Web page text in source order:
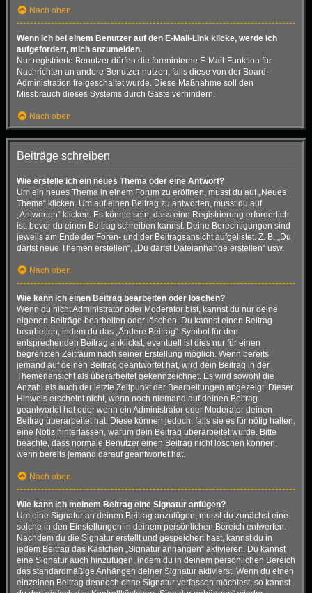
Nach oben
Wenn ich bei einem Benutzer auf den E-Mail-Link klicke, werde ich
aufgefordert, mich anzumelden.
Nur registrierte Benutzer dürfen die foreninterne E-Mail-Funktion für
Nachrichten an andere Benutzer nutzen, falls diese von der Board-
Administration freigeschaltet wurde. Diese Maßnahme soll den
Missbrauch dieses Systems durch Gäste verhindern.
Nach oben
Beiträge schreiben
Wie erstelle ich ein neues Thema oder eine Antwort?
Um ein neues Thema in einem Forum zu eröffnen, musst du auf „Neues
Thema“ klicken. Um auf einen Beitrag zu antworten, musst du auf
„Antworten“ klicken. Es könnte sein, dass eine Registrierung erforderlich
ist, bevor du einen Beitrag schreiben kannst. Deine Berechtigungen sind
jeweils am Ende der Foren- und der Beitragsansicht aufgelistet. Z. B. „Du
darfst neue Themen erstellen“, „Du darfst Dateianhänge erstellen“ usw.
Nach oben
Wie kann ich einen Beitrag bearbeiten oder löschen?
Wenn du nicht Administrator oder Moderator bist, kannst du nur deine
eigenen Beiträge bearbeiten oder löschen. Du kannst einen Beitrag
bearbeiten, indem du das „Ändere Beitrag“-Symbol für den
entsprechenden Beitrag anklickst; eventuell ist dies nur für einen
begrenzten Zeitraum nach seiner Erstellung möglich. Wenn bereits
jemand auf deinen Beitrag geantwortet hat, wird dein Beitrag in der
Themenansicht als überarbeitet gekennzeichnet. Es wird sowohl die
Anzahl als auch der letzte Zeitpunkt der Bearbeitungen angezeigt. Dieser
Hinweis erscheint nicht, wenn noch niemand auf deinen Beitrag
geantwortet hat oder wenn ein Administrator oder Moderator deinen
Beitrag überarbeitet hat. Diese können jedoch, falls sie es für nötig halten,
eine Notiz hinterlassen, warum dein Beitrag überarbeitet wurde. Bitte
beachte, dass normale Benutzer einen Beitrag nicht löschen können,
wenn bereits jemand darauf geantwortet hat.
Nach oben
Wie kann ich meinem Beitrag eine Signatur anfügen?
Um eine Signatur an deinen Beitrag anzufügen, musst du zunächst eine
solche in den Einstellungen in deinem persönlichen Bereich entwerfen.
Nachdem du die Signatur erstellt und gespeichert hast, kannst du in
jedem Beitrag das Kästchen „Signatur anhängen“ aktivieren. Du kannst
eine Signatur auch hinzufügen, indem du in deinem persönlichen Bereich
das standardmäßige Anhängen deiner Signatur aktivierst. Wenn du einen
einzelnen Beitrag dennoch ohne Signatur verfassen möchtest, so kannst